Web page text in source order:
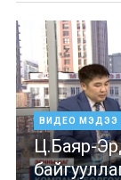
ВИДЕО МЭДЭЭ
Ц.Баяр-